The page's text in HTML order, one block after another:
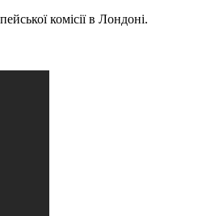
комісії в Лондоні.